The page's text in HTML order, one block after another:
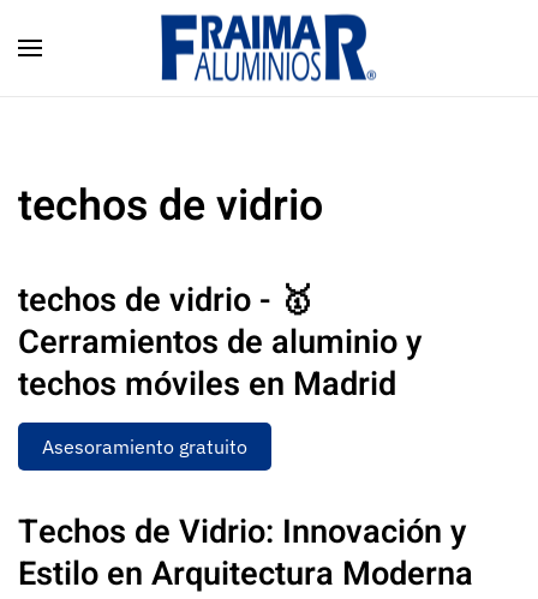
Skip to main content
techos de vidrio
techos de vidrio - 🥇
Cerramientos de aluminio y
techos móviles en Madrid
Asesoramiento gratuito
Techos de Vidrio: Innovación y
Estilo en Arquitectura Moderna